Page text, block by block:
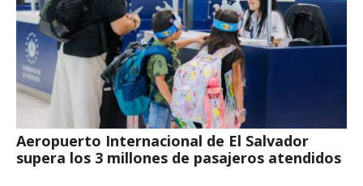
Aeropuerto Internacional de El Salvador
supera los 3 millones de pasajeros atendidos